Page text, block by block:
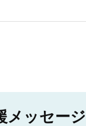
メッセージ